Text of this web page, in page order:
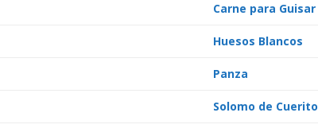
Carne para Guisar
Huesos Blancos
Panza
Solomo de Cuerito